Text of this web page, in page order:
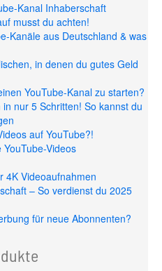
Kanal Inhaberschaft
musst du achten!
Kanäle aus Deutschland & was
in denen du gutes Geld
YouTube-Kanal zu starten?
nur 5 Schritten! So kannst du
auf YouTube?!
Videos
4K Videoaufnahmen
– So verdienst du 2025
für neue Abonnenten?